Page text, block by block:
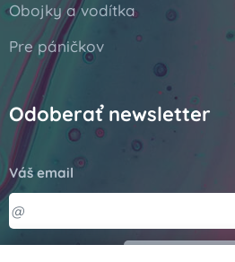
Obojky a vodítka
Pre páničkov
Odoberať newsletter
Váš email